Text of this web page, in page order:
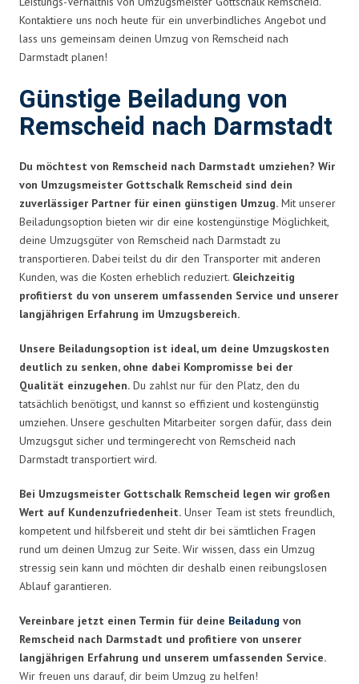
Kontaktiere uns noch heute für ein unverbindliches Angebot und
lass uns gemeinsam deinen Umzug von Remscheid nach
Darmstadt planen!
Günstige Beiladung von
Remscheid nach Darmstadt
Du möchtest von Remscheid nach Darmstadt umziehen? Wir
von Umzugsmeister Gottschalk Remscheid sind dein
zuverlässiger Partner für einen günstigen Umzug. Mit unserer
Beiladungsoption bieten wir dir eine kostengünstige Möglichkeit,
deine Umzugsgüter von Remscheid nach Darmstadt zu
transportieren. Dabei teilst du dir den Transporter mit anderen
Kunden, was die Kosten erheblich reduziert. Gleichzeitig
profitierst du von unserem umfassenden Service und unserer
langjährigen Erfahrung im Umzugsbereich.
Unsere Beiladungsoption ist ideal, um deine Umzugskosten
deutlich zu senken, ohne dabei Kompromisse bei der
Qualität einzugehen. Du zahlst nur für den Platz, den du
tatsächlich benötigst, und kannst so effizient und kostengünstig
umziehen. Unsere geschulten Mitarbeiter sorgen dafür, dass dein
Umzugsgut sicher und termingerecht von Remscheid nach
Darmstadt transportiert wird.
Bei Umzugsmeister Gottschalk Remscheid legen wir großen
Wert auf Kundenzufriedenheit. Unser Team ist stets freundlich,
kompetent und hilfsbereit und steht dir bei sämtlichen Fragen
rund um deinen Umzug zur Seite. Wir wissen, dass ein Umzug
stressig sein kann und möchten dir deshalb einen reibungslosen
Ablauf garantieren.
Vereinbare jetzt einen Termin für deine Beiladung von
Remscheid nach Darmstadt und profitiere von unserer
langjährigen Erfahrung und unserem umfassenden Service.
Wir freuen uns darauf, dir beim Umzug zu helfen!